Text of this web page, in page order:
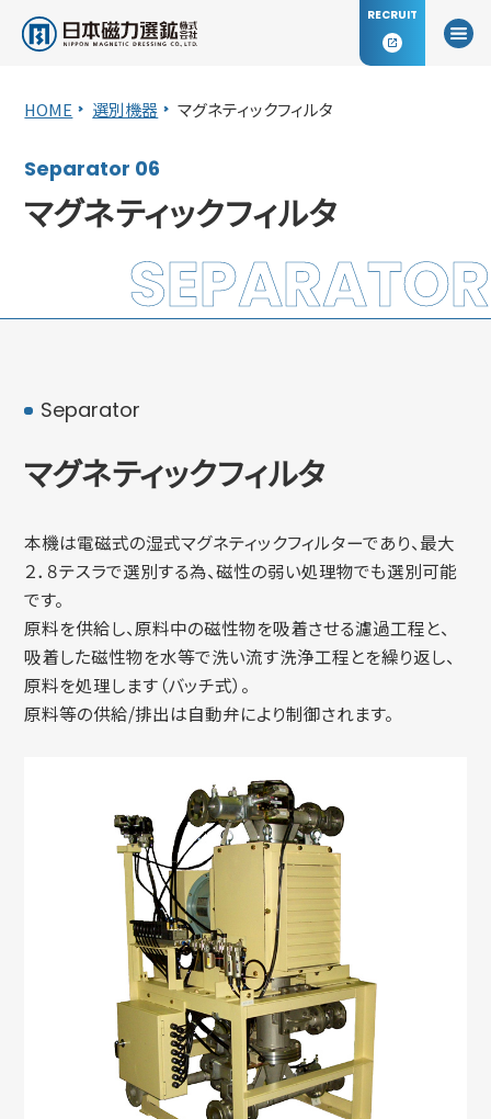
RECRUIT
HOME 選別機器 マグネティックフィルタ
Separator 06
マグネティックフィルタ
SEPARATOR
Separator
マグネティックフィルタ
本機は電磁式の湿式マグネティックフィルターであり、最大
２．８テスラで選別する為、磁性の弱い処理物でも選別可能
です。
原料を供給し、原料中の磁性物を吸着させる濾過工程と、
吸着した磁性物を水等で洗い流す洗浄工程とを繰り返し、
原料を処理します（バッチ式）。
原料等の供給/排出は自動弁により制御されます。